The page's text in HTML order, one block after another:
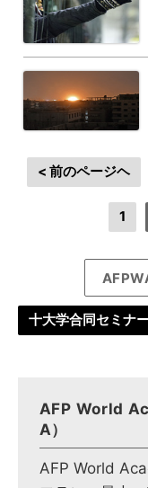
< 前のページヘ
1
十大学合同セミナ
AFP World
A）
AFP World